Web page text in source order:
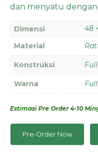
dan menyatu
Dimensi
48
Material
Konstruksi
Warna
Estimasi Pre Order 4-10
Pre-Order Now